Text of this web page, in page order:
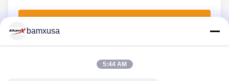
bamxusa
5:44 AM